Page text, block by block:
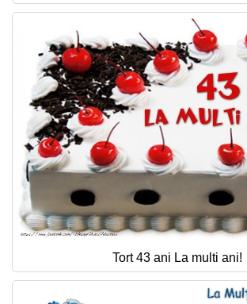
Tort 43 ani La multi ani!